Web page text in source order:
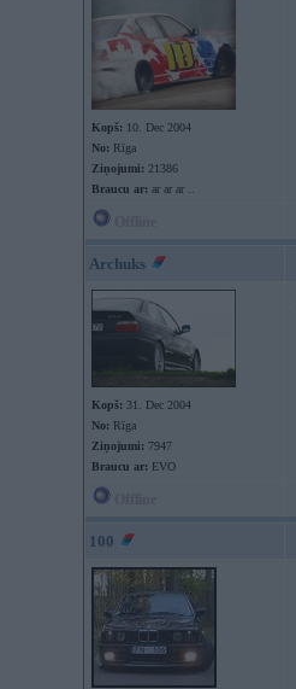
Kopš: 10. Dec 2004
No: Rīga
Ziņojumi: 21386
Braucu ar: ar ar ar ..
Archuks
Kopš: 31. Dec 2004
No: Rīga
Ziņojumi: 7947
Braucu ar: EVO
100